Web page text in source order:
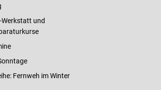
und
Fernweh im Winter